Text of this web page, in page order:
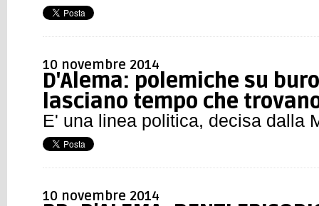
10 novembre 2014
D'Alema: polemiche su
lasciano tempo che
E' una linea politica, decisa dalla
10 novembre 2014